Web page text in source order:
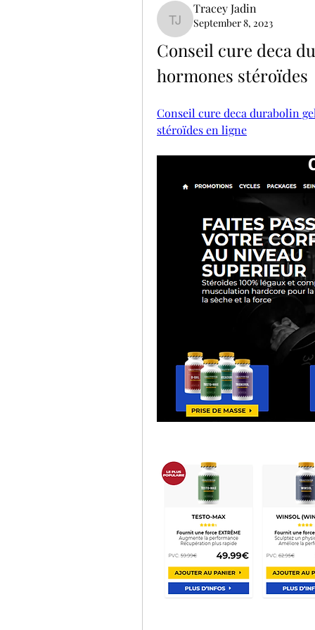
Tracey Jadin
Tracey Jadin
September 8, 2023
Conseil cure deca
hormones stéroïdes
Conseil cure deca durabolin
stéroïdes en ligne